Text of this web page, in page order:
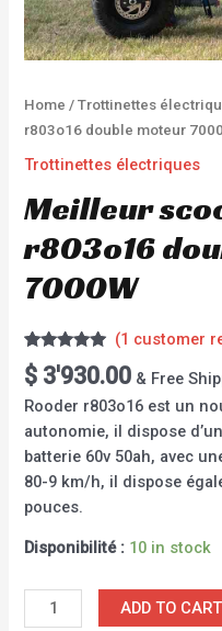
Home /Trottinettes
r803o16 double moteur
Trottinettes électriques
Meilleur
r803o16
7000W
Rated5.00
out of 5
1
customer
rating
(1 customer
$ 3'930.00 & Free
Rooder r803o16 est un
autonomie, il dispose
batterie 60v 50ah, avec
80-9 km/h, il dispose
pouces.
Disponibilité : 10 in stock
ADD TO CART